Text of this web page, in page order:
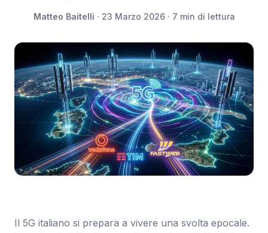
Matteo Baitelli · 23 Marzo 2026 · 7 min di lettura
Il 5G italiano si prepara a vivere una svolta epocale.